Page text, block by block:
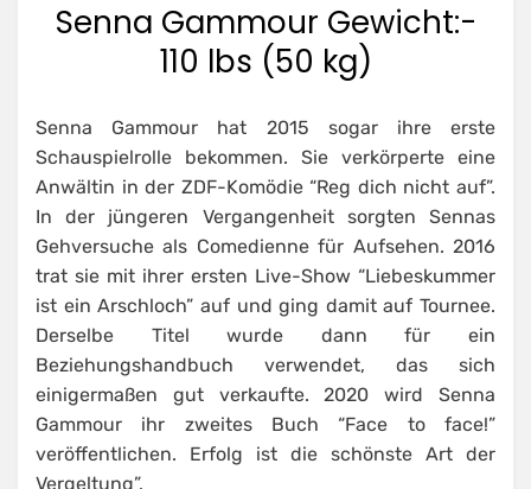
Senna Gammour Gewicht:-
110 lbs (50 kg)
Senna Gammour hat 2015 sogar ihre erste
Schauspielrolle bekommen. Sie verkörperte eine
Anwältin in der ZDF-Komödie “Reg dich nicht auf”.
In der jüngeren Vergangenheit sorgten Sennas
Gehversuche als Comedienne für Aufsehen. 2016
trat sie mit ihrer ersten Live-Show “Liebeskummer
ist ein Arschloch” auf und ging damit auf Tournee.
Derselbe Titel wurde dann für ein
Beziehungshandbuch verwendet, das sich
einigermaßen gut verkaufte. 2020 wird Senna
Gammour ihr zweites Buch “Face to face!”
veröffentlichen. Erfolg ist die schönste Art der
Vergeltung”.